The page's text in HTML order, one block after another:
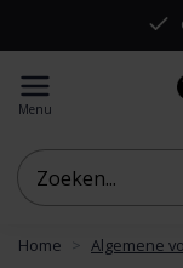
Menu
Home Algemene